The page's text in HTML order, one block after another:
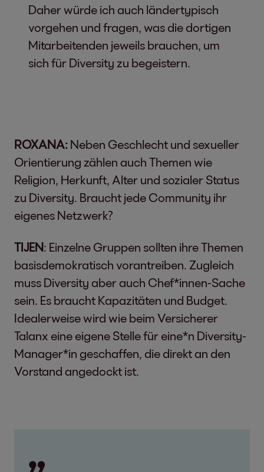
Daher würde ich auch ländertypisch
vorgehen und fragen, was die dortigen
Mitarbeitenden jeweils brauchen, um
sich für Diversity zu begeistern.
ROXANA: Neben Geschlecht und sexueller
Orientierung zählen auch Themen wie
Religion, Herkunft, Alter und sozialer Status
zu Diversity. Braucht jede Community ihr
eigenes Netzwerk?
TIJEN: Einzelne Gruppen sollten ihre Themen
basisdemokratisch vorantreiben. Zugleich
muss Diversity aber auch Chef*innen-Sache
sein. Es braucht Kapazitäten und Budget.
Idealerweise wird wie beim Versicherer
Talanx eine eigene Stelle für eine*n Diversity-
Manager*in geschaffen, die direkt an den
Vorstand angedockt ist.